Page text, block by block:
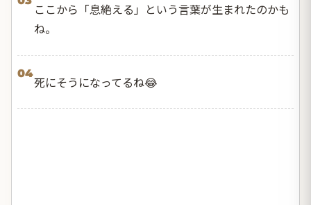
ここから「息絶える」という言葉が生まれたのかも
ね。
04
死にそうになってるね😂